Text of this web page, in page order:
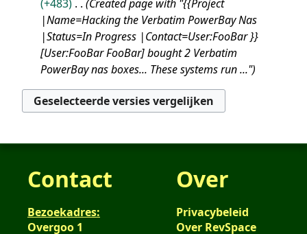
v
t
i
n
g
m
e
n
v
a
t
t
s
s
a
m
n
i
g
k
n
g
s
s
a
v
a
t
w
e
r
k
n
g
s
m
n
v
n
b
e
w
r
k
s
a
+483
Created page with "{{Project
|Name=Hacking the Verbatim PowerBay Nas
|Status=In Progress |Contact=User:FooBar }}
[User:FooBar FooBar] bought 2 Verbatim
PowerBay nas boxes... These systems run ..."
Contact
Bezoekadres:
Overgoo 1
Over
Privacybeleid
Over RevSpace